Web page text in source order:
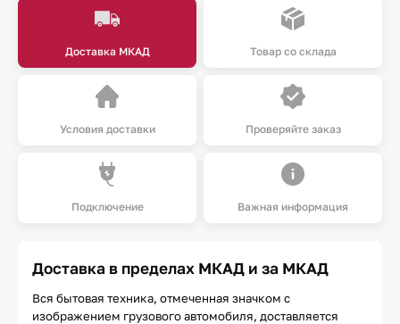
Доставка МКАД Товар со склада
Условия доставки Проверяйте заказ
Подключение Важная информация
Доставка в пределах МКАД и за МКАД
Вся бытовая техника, отмеченная значком с
изображением грузового автомобиля, доставляется